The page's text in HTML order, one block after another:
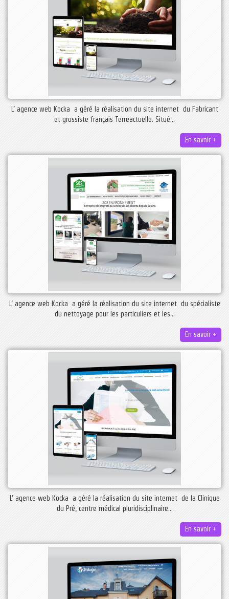
L’ agence web Kocka a géré la réalisation du site internet du Fabricant
et grossiste français Terreactuelle. Situé...
En savoir +
L’ agence web Kocka a géré la réalisation du site internet du spécialiste
du nettoyage pour les particuliers et les...
En savoir +
L’ agence web Kocka a géré la réalisation du site internet de la Clinique
du Pré, centre médical pluridisciplinaire...
En savoir +